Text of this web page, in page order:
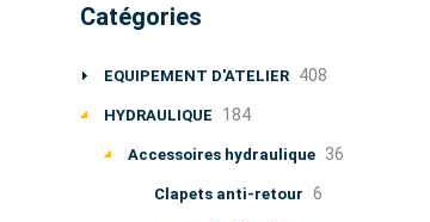
Catégories
EQUIPEMENT D'ATELIER 408
HYDRAULIQUE 184
Accessoires hydraulique 36
Clapets anti-retour 6